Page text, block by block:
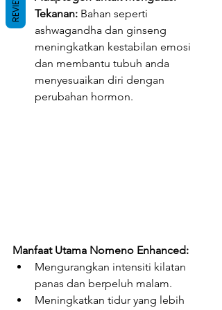
Tekanan: Bahan seperti
ashwagandha dan ginseng
meningkatkan kestabilan emosi
dan membantu tubuh anda
menyesuaikan diri dengan
perubahan hormon.
Manfaat Utama Nomeno Enhanced:
Mengurangkan intensiti kilatan
panas dan berpeluh malam.
Meningkatkan tidur yang lebih